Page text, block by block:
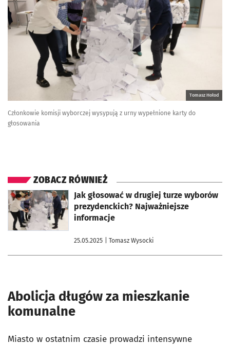
Tomasz Hołod
Członkowie komisji wyborczej wysypują z urny wypełnione karty do
głosowania
ZOBACZ RÓWNIEŻ
Jak głosować w drugiej turze wyborów
prezydenckich? Najważniejsze
informacje
25.05.2025 | Tomasz Wysocki
otworzy się w nowej karcie
Abolicja długów za mieszkanie
komunalne
Miasto w ostatnim czasie prowadzi intensywne